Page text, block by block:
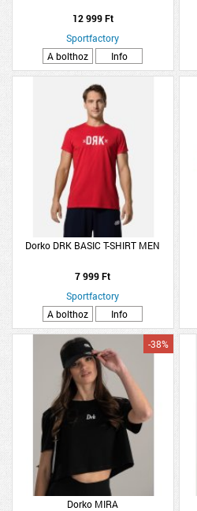
12 999 Ft
Sportfactory
A bolthoz
Info
Dorko DRK BASIC T-SHIRT MEN
7 999 Ft
Sportfactory
A bolthoz
Info
Dorko MIRA
-38%